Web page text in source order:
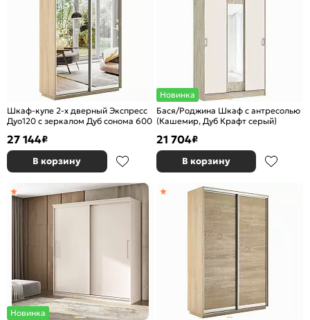
Шкаф-купе 2-х дверный Экспресс
Дуо120 с зеркалом Дуб сонома 600
27 144₽
В корзину
Новинка
Бася/Роджина Шкаф с антресолью
(Кашемир, Дуб Крафт серый)
21 704₽
В корзину
Новинка